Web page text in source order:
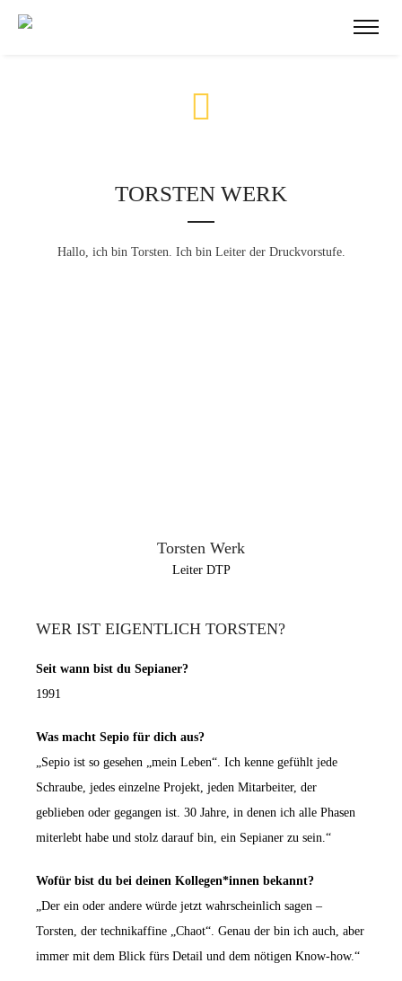
TORSTEN WERK
Hallo, ich bin Torsten. Ich bin Leiter der Druckvorstufe.
Torsten Werk
Leiter DTP
WER IST EIGENTLICH TORSTEN?
Seit wann bist du Sepianer?
1991
Was macht Sepio für dich aus?
„Sepio ist so gesehen „mein Leben“. Ich kenne gefühlt jede
Schraube, jedes einzelne Projekt, jeden Mitarbeiter, der
geblieben oder gegangen ist. 30 Jahre, in denen ich alle Phasen
miterlebt habe und stolz darauf bin, ein Sepianer zu sein.“
Wofür bist du bei deinen Kollegen*innen bekannt?
„Der ein oder andere würde jetzt wahrscheinlich sagen –
Torsten, der technikaffine „Chaot“. Genau der bin ich auch, aber
immer mit dem Blick fürs Detail und dem nötigen Know-how.“